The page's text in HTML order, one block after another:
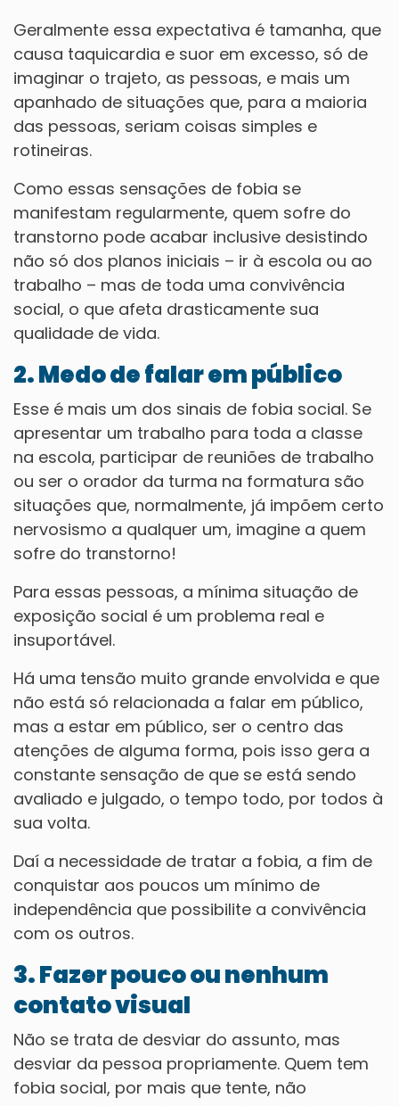
Geralmente essa expectativa é tamanha, que
causa taquicardia e suor em excesso, só de
imaginar o trajeto, as pessoas, e mais um
apanhado de situações que, para a maioria
das pessoas, seriam coisas simples e
rotineiras.
Como essas sensações de fobia se
manifestam regularmente, quem sofre do
transtorno pode acabar inclusive desistindo
não só dos planos iniciais – ir à escola ou ao
trabalho – mas de toda uma convivência
social, o que afeta drasticamente sua
qualidade de vida.
2. Medo de falar em público
Esse é mais um dos sinais de fobia social. Se
apresentar um trabalho para toda a classe
na escola, participar de reuniões de trabalho
ou ser o orador da turma na formatura são
situações que, normalmente, já impõem certo
nervosismo a qualquer um, imagine a quem
sofre do transtorno!
Para essas pessoas, a mínima situação de
exposição social é um problema real e
insuportável.
Há uma tensão muito grande envolvida e que
não está só relacionada a falar em público,
mas a estar em público, ser o centro das
atenções de alguma forma, pois isso gera a
constante sensação de que se está sendo
avaliado e julgado, o tempo todo, por todos à
sua volta.
Daí a necessidade de tratar a fobia, a fim de
conquistar aos poucos um mínimo de
independência que possibilite a convivência
com os outros.
3. Fazer pouco ou nenhum
contato visual
Não se trata de desviar do assunto, mas
desviar da pessoa propriamente. Quem tem
fobia social, por mais que tente, não